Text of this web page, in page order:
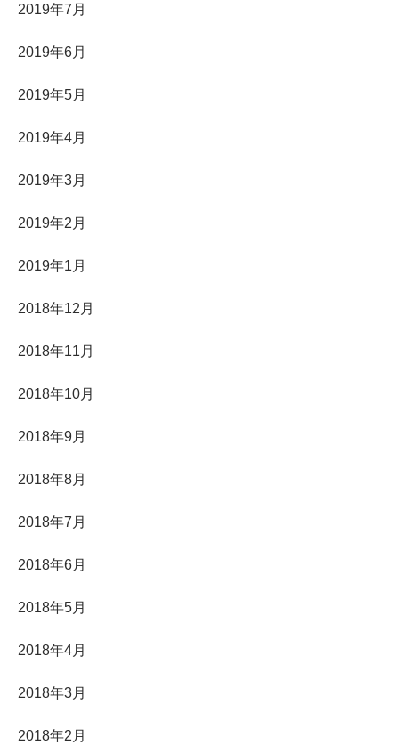
2019年7月
2019年6月
2019年5月
2019年4月
2019年3月
2019年2月
2019年1月
2018年12月
2018年11月
2018年10月
2018年9月
2018年8月
2018年7月
2018年6月
2018年5月
2018年4月
2018年3月
2018年2月